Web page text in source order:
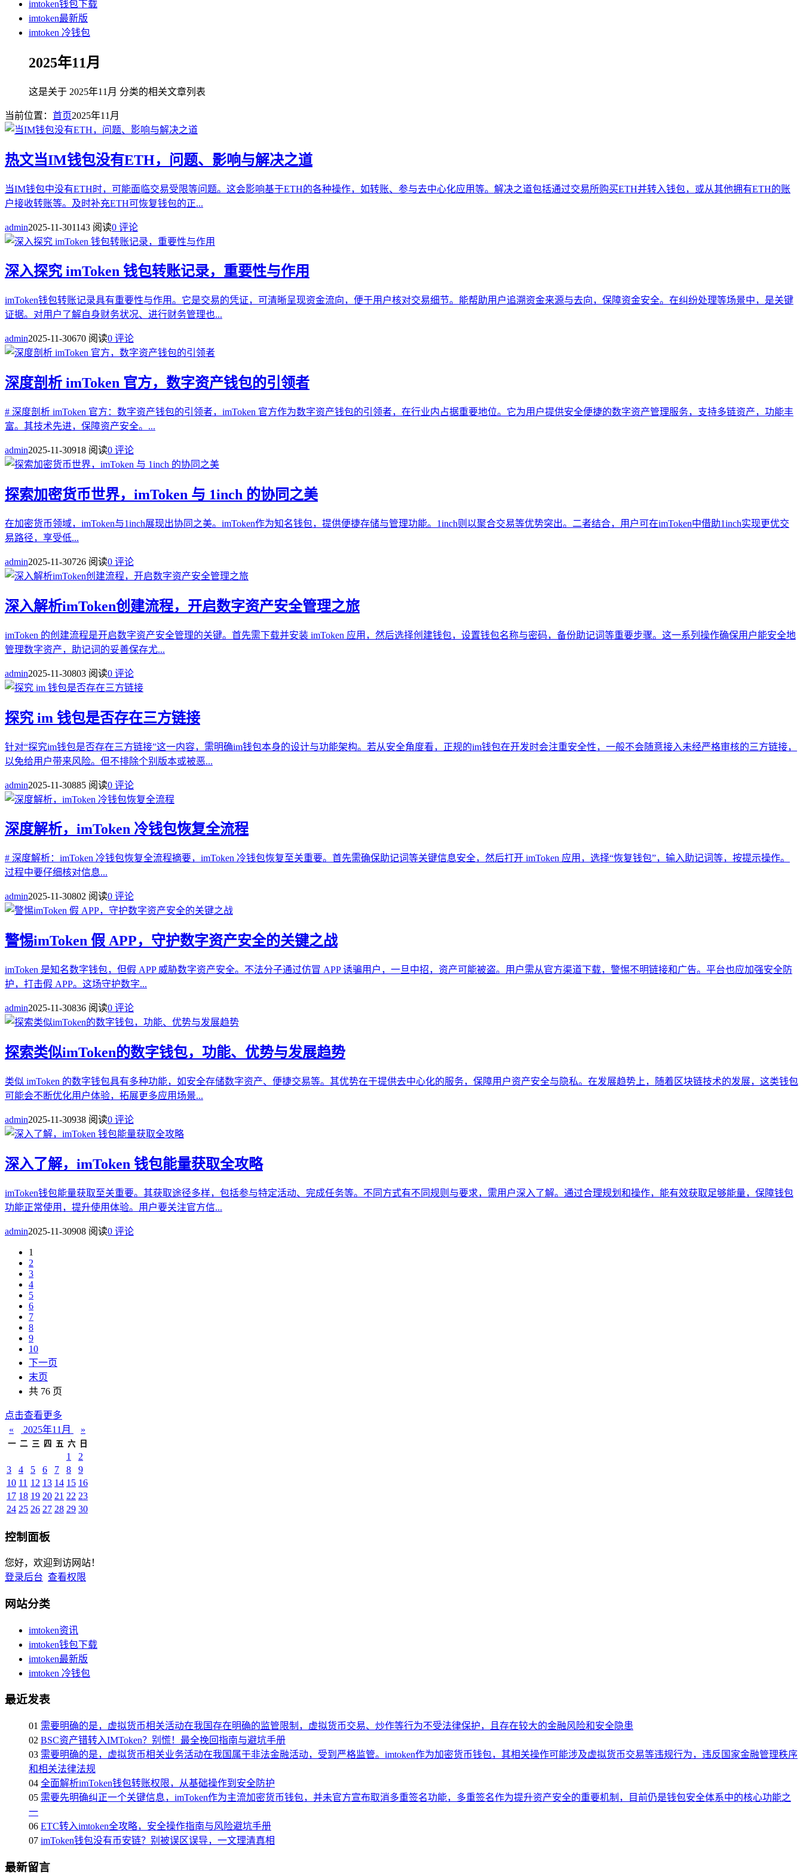
imtoken钱包下载
imtoken最新版
imtoken 冷钱包
2025年11月
这是关于 2025年11月 分类的相关文章列表
当前位置： 首页2025年11月
热文当IM钱包没有ETH，问题、影响与解决之道
当IM钱包中没有ETH时，可能面临交易受限等问题。这会影响基于ETH的各种操作，如转账、参与去中心化应用等。解决之道包括通过交易所购买ETH并转入钱包，或从其他拥有ETH的账
户接收转账等。及时补充ETH可恢复钱包的正...
admin2025-11-301143 阅读0 评论
深入探究 imToken 钱包转账记录，重要性与作用
imToken钱包转账记录具有重要性与作用。它是交易的凭证，可清晰呈现资金流向，便于用户核对交易细节。能帮助用户追溯资金来源与去向，保障资金安全。在纠纷处理等场景中，是关键
证据。对用户了解自身财务状况、进行财务管理也...
admin2025-11-30670 阅读0 评论
深度剖析 imToken 官方，数字资产钱包的引领者
# 深度剖析 imToken 官方：数字资产钱包的引领者，imToken 官方作为数字资产钱包的引领者，在行业内占据重要地位。它为用户提供安全便捷的数字资产管理服务，支持多链资产，功能丰
富。其技术先进，保障资产安全。...
admin2025-11-30918 阅读0 评论
探索加密货币世界，imToken 与 1inch 的协同之美
在加密货币领域，imToken与1inch展现出协同之美。imToken作为知名钱包，提供便捷存储与管理功能。1inch则以聚合交易等优势突出。二者结合，用户可在imToken中借助1inch实现更优交
易路径，享受低...
admin2025-11-30726 阅读0 评论
深入解析imToken创建流程，开启数字资产安全管理之旅
imToken 的创建流程是开启数字资产安全管理的关键。首先需下载并安装 imToken 应用，然后选择创建钱包，设置钱包名称与密码，备份助记词等重要步骤。这一系列操作确保用户能安全地
管理数字资产，助记词的妥善保存尤...
admin2025-11-30803 阅读0 评论
探究 im 钱包是否存在三方链接
针对“探究im钱包是否存在三方链接”这一内容，需明确im钱包本身的设计与功能架构。若从安全角度看，正规的im钱包在开发时会注重安全性，一般不会随意接入未经严格审核的三方链接，
以免给用户带来风险。但不排除个别版本或被恶...
admin2025-11-30885 阅读0 评论
深度解析，imToken 冷钱包恢复全流程
# 深度解析：imToken 冷钱包恢复全流程摘要，imToken 冷钱包恢复至关重要。首先需确保助记词等关键信息安全，然后打开 imToken 应用，选择“恢复钱包”，输入助记词等，按提示操作。
过程中要仔细核对信息...
admin2025-11-30802 阅读0 评论
警惕imToken 假 APP，守护数字资产安全的关键之战
imToken 是知名数字钱包，但假 APP 威胁数字资产安全。不法分子通过仿冒 APP 诱骗用户，一旦中招，资产可能被盗。用户需从官方渠道下载，警惕不明链接和广告。平台也应加强安全防
护，打击假 APP。这场守护数字...
admin2025-11-30836 阅读0 评论
探索类似imToken的数字钱包，功能、优势与发展趋势
类似 imToken 的数字钱包具有多种功能，如安全存储数字资产、便捷交易等。其优势在于提供去中心化的服务，保障用户资产安全与隐私。在发展趋势上，随着区块链技术的发展，这类钱包
可能会不断优化用户体验，拓展更多应用场景...
admin2025-11-30938 阅读0 评论
深入了解，imToken 钱包能量获取全攻略
imToken钱包能量获取至关重要。其获取途径多样，包括参与特定活动、完成任务等。不同方式有不同规则与要求，需用户深入了解。通过合理规划和操作，能有效获取足够能量，保障钱包
功能正常使用，提升使用体验。用户要关注官方信...
admin2025-11-30908 阅读0 评论
1
2
3
4
5
6
7
8
9
10
下一页
末页
共 76 页
点击查看更多
«
2025年11月 »
一 二 三 四 五 六 日
1
2
3
4 5 6 7 8
9
10 11 12 13 14 15 16
17 18 19 20 21 22 23
24 25 26 27 28 29 30
控制面板
您好，欢迎到访网站！
登录后台 查看权限
网站分类
imtoken资讯
imtoken钱包下载
imtoken最新版
imtoken 冷钱包
最近发表
01 需要明确的是，虚拟货币相关活动在我国存在明确的监管限制，虚拟货币交易、炒作等行为不受法律保护，且存在较大的金融风险和安全隐患
02 BSC资产错转入IMToken？别慌！最全挽回指南与避坑手册
03 需要明确的是，虚拟货币相关业务活动在我国属于非法金融活动，受到严格监管。imtoken作为加密货币钱包，其相关操作可能涉及虚拟货币交易等违规行为，违反国家金融管理秩序
和相关法律法规
04 全面解析imToken钱包转账权限，从基础操作到安全防护
05 需要先明确纠正一个关键信息，imToken作为主流加密货币钱包，并未官方宣布取消多重签名功能，多重签名作为提升资产安全的重要机制，目前仍是钱包安全体系中的核心功能之
一
06 ETC转入imtoken全攻略，安全操作指南与风险避坑手册
07 imToken钱包没有币安链？别被误区误导，一文理清真相
最新留言